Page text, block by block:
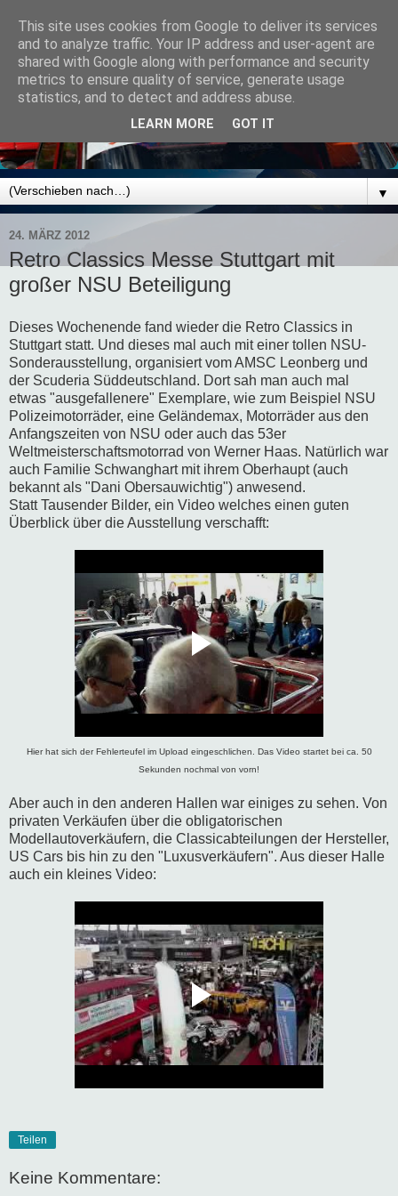
▼
24. MÄRZ 2012
Retro Classics Messe Stuttgart mit
großer NSU Beteiligung
Dieses Wochenende fand wieder die Retro Classics in
Stuttgart statt. Und dieses mal auch mit einer tollen NSU-
Sonderausstellung, organisiert vom AMSC Leonberg und
der Scuderia Süddeutschland. Dort sah man auch mal
etwas "ausgefallenere" Exemplare, wie zum Beispiel NSU
Polizeimotorräder, eine Geländemax, Motorräder aus den
Anfangszeiten von NSU oder auch das 53er
Weltmeisterschaftsmotorrad von Werner Haas. Natürlich war
auch Familie Schwanghart mit ihrem Oberhaupt (auch
bekannt als "Dani Obersauwichtig") anwesend.
Statt Tausender Bilder, ein Video welches einen guten
Überblick über die Ausstellung verschafft:
Hier hat sich der Fehlerteufel im Upload eingeschlichen. Das Video startet bei ca. 50
Sekunden nochmal von vorn!
Aber auch in den anderen Hallen war einiges zu sehen. Von
privaten Verkäufen über die obligatorischen
Modellautoverkäufern, die Classicabteilungen der Hersteller,
US Cars bis hin zu den "Luxusverkäufern". Aus dieser Halle
auch ein kleines Video:
Teilen
Keine Kommentare:
This site uses cookies from Google to deliver its services
and to analyze traffic. Your IP address and user-agent are
shared with Google along with performance and security
metrics to ensure quality of service, generate usage
statistics, and to detect and address abuse.
LEARN MORE GOT IT